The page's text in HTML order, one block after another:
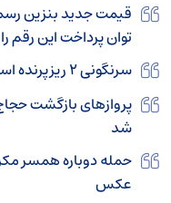
قیمت جدید بنزین
توان پرداخت این رقم
سرنگونی ۲ ریزپرنده اسرائیل در جنوب تهران
پروازهای بازگشت
شد
حمله دوباره همسر
عکس